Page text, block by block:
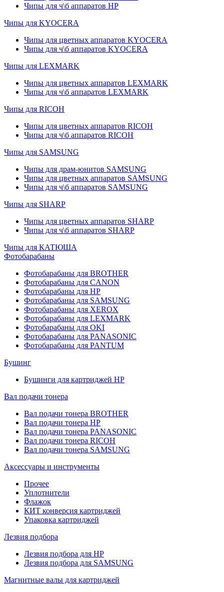
Чипы для ч\б аппаратов HP
Чипы для KYOCERA
Чипы для цветных аппаратов KYOCERA
Чипы для ч\б аппаратов KYOCERA
Чипы для LEXMARK
Чипы для цветных аппаратов LEXMARK
Чипы для ч\б аппаратов LEXMARK
Чипы для RICOH
Чипы для цветных аппаратов RICOH
Чипы для ч\б аппаратов RICOH
Чипы для SAMSUNG
Чипы для драм-юнитов SAMSUNG
Чипы для цветных аппаратов SAMSUNG
Чипы для ч\б аппаратов SAMSUNG
Чипы для SHARP
Чипы для цветных аппаратов SHARP
Чипы для ч\б аппаратов SHARP
Чипы для КАТЮША
Фотобарабаны
Фотобарабаны для BROTHER
Фотобарабаны для CANON
Фотобарабаны для HP
Фотобарабаны для SAMSUNG
Фотобарабаны для XEROX
Фотобарабаны для LEXMARK
Фотобарабаны для OKI
Фотобарабаны для PANASONIC
Фотобарабаны для PANTUM
Бушинг
Бушинги для картриджей HP
Вал подачи тонера
Вал подачи тонера BROTHER
Вал подачи тонера HP
Вал подачи тонера PANASONIC
Вал подачи тонера RICOH
Вал подачи тонера SAMSUNG
Аксессуары и инструменты
Прочее
Уплотнители
Флажок
КИТ конверсия картриджей
Упаковка картриджей
Лезвия подбора
Лезвия подбора для HP
Лезвия подбора для SAMSUNG
Магнитные валы для картриджей